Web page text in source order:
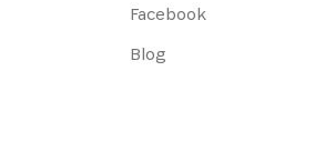
Facebook
Blog